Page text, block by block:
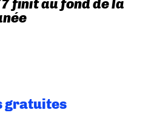
finit au fond de la
gratuites